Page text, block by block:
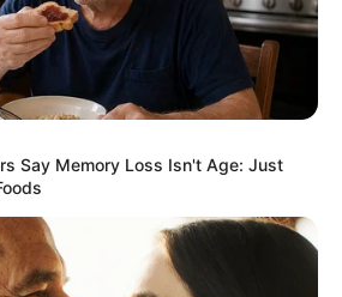
Say Memory Loss Isn't Age: Just